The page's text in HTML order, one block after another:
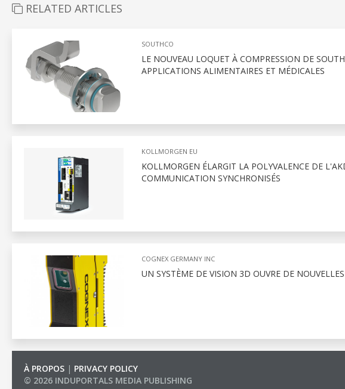
RELATED ARTICLES
SOUTHCO
LE NOUVEAU LOQUET À COMPRESSION DE
APPLICATIONS ALIMENTAIRES ET MÉDICALES
KOLLMORGEN EU
KOLLMORGEN ÉLARGIT LA POLYVALENCE DE
COMMUNICATION SYNCHRONISÉS
COGNEX GERMANY INC
UN SYSTÈME DE VISION 3D OUVRE DE
À PROPOS | PRIVACY POLICY
© 2026 INDUPORTALS MEDIA PUBLISHING